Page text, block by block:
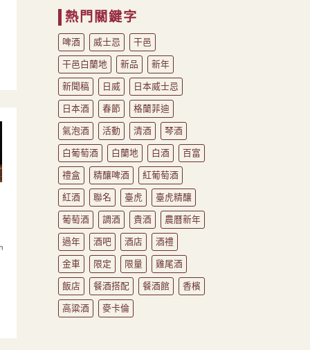
熱門關鍵字
啤酒 威士忌 干邑
干邑白蘭地 新品 新年
新聞稿 日威 日本威士忌
日本酒 春節 格蘭菲迪
氣泡酒 活動 清酒 琴酒
白葡萄酒 白蘭地 白酒 百富
禮盒 精釀啤酒 紅葡萄酒
紅酒 聯名 臺虎 臺虎精釀
葡萄酒 調酒 貴酒 農曆新年
過年 酒吧 酒店 酒禮
金車 限定 限量 雞尾酒
飯店 餐酒搭配 餐酒館 香檳
高粱酒 麥卡倫